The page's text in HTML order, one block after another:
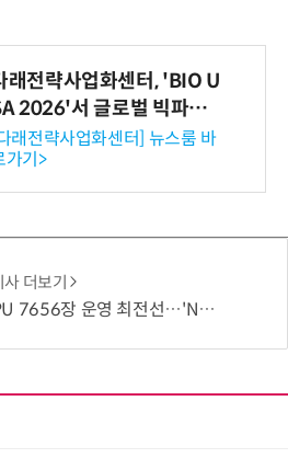
래전략사업화센터, 'BIO U
2026'서 글로벌 빅파마
의 비즈니스 미팅 지원…K
이오 해외 진출 교두보 확
래전략사업화센터] 뉴스룸 바
가기>
사 더보기
장 운영 최전선…'NHN 팩토리X' 가보니